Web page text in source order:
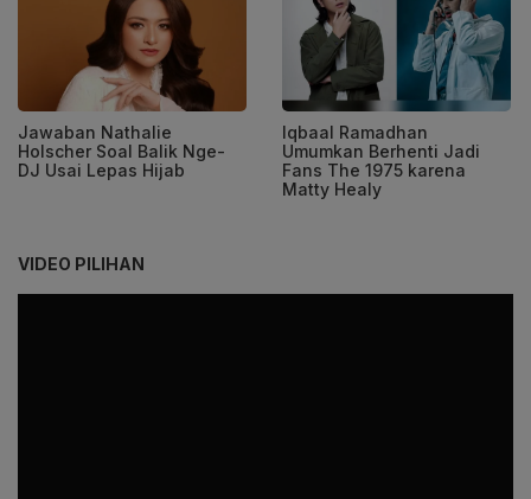
Jawaban Nathalie
Holscher Soal Balik Nge-
DJ Usai Lepas Hijab
Iqbaal Ramadhan
Umumkan Berhenti Jadi
Fans The 1975 karena
Matty Healy
VIDEO PILIHAN